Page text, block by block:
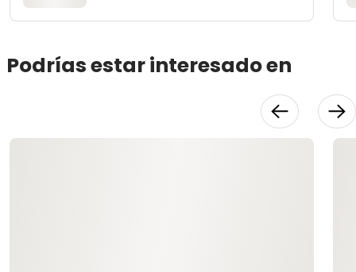
Podrías estar interesado en